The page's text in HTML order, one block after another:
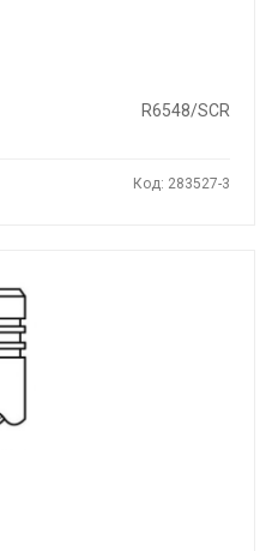
R6548/SCR
Код: 283527-3